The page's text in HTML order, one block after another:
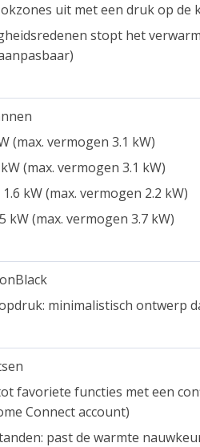
uit met een druk op de
stopt het
(max. vermogen 3.1 kW)
(max. vermogen 3.1 kW)
kW (max. vermogen 2.2 kW)
kW (max. vermogen 3.7 kW)
minimalistisch ontwerp
favoriete functies met een
Connect account)
past de warmte